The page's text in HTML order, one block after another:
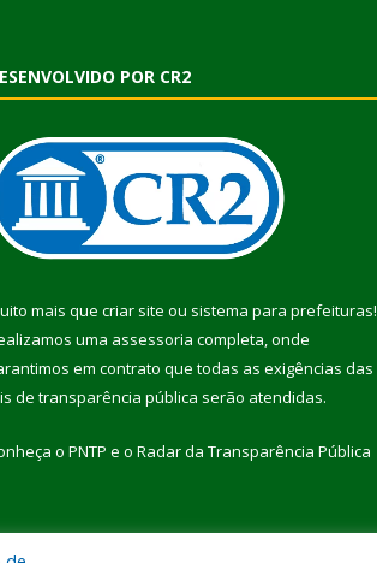
POR CR2
mais que criar site ou sistema para prefeituras!
uma assessoria completa, onde
em contrato que todas as exigências das
de transparência pública serão atendidas.
o PNTP e o Radar da Transparência Pública